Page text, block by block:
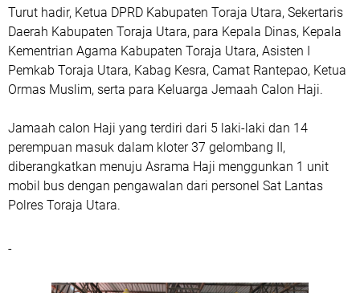
Turut hadir, Ketua DPRD Kabupaten Toraja Utara, Sekertaris
Daerah Kabupaten Toraja Utara, para Kepala Dinas, Kepala
Kementrian Agama Kabupaten Toraja Utara, Asisten I
Pemkab Toraja Utara, Kabag Kesra, Camat Rantepao, Ketua
Ormas Muslim, serta para Keluarga Jemaah Calon Haji.
Jamaah calon Haji yang terdiri dari 5 laki-laki dan 14
perempuan masuk dalam kloter 37 gelombang II,
diberangkatkan menuju Asrama Haji menggunkan 1 unit
mobil bus dengan pengawalan dari personel Sat Lantas
Polres Toraja Utara.
-